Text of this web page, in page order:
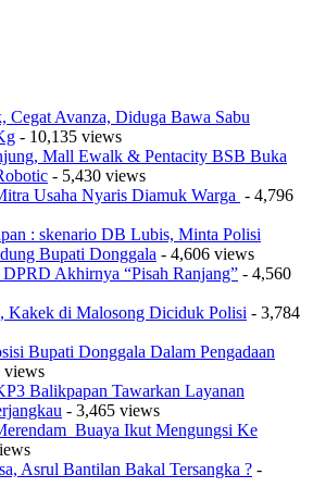
Cegat Avanza, Diduga Bawa Sabu
- 10,135 views
Mall Ewalk & Pentacity BSB Buka
- 5,430 views
Usaha Nyaris Diamuk Warga - 4,796
: skenario DB Lubis, Minta Polisi
Bupati Donggala - 4,606 views
Akhirnya “Pisah Ranjang” - 4,560
Kakek di Malosong Diciduk Polisi - 3,784
Bupati Donggala Dalam Pengadaan
views
Balikpapan Tawarkan Layanan
- 3,465 views
Buaya Ikut Mengungsi Ke
Asrul Bantilan Bakal Tersangka ? -